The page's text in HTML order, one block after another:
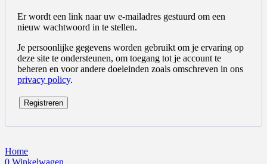
Er wordt een link naar uw e-mailadres gestuurd om een
nieuw wachtwoord in te stellen.
Je persoonlijke gegevens worden gebruikt om je ervaring op
deze site te ondersteunen, om toegang tot je account te
beheren en voor andere doeleinden zoals omschreven in ons
privacy policy.
Registreren
Home
0 Winkelwagen